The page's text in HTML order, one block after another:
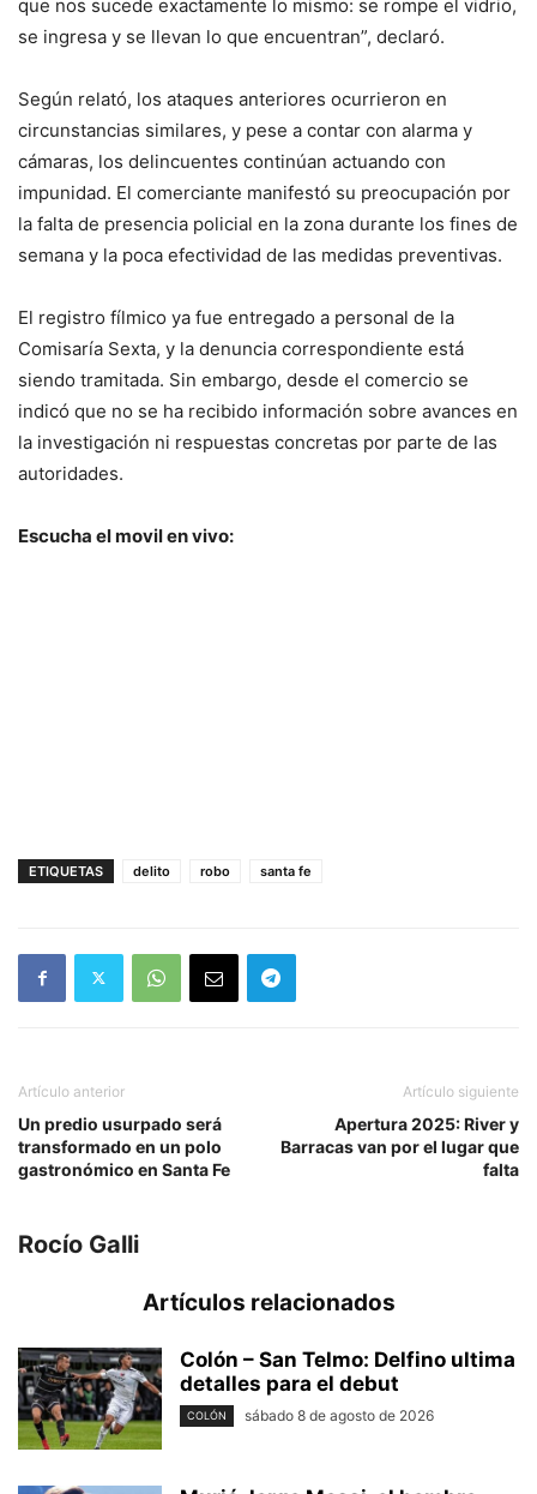
que nos sucede exactamente lo mismo: se rompe el vidrio,
se ingresa y se llevan lo que encuentran”, declaró.
Según relató, los ataques anteriores ocurrieron en
circunstancias similares, y pese a contar con alarma y
cámaras, los delincuentes continúan actuando con
impunidad. El comerciante manifestó su preocupación por
la falta de presencia policial en la zona durante los fines de
semana y la poca efectividad de las medidas preventivas.
El registro fílmico ya fue entregado a personal de la
Comisaría Sexta, y la denuncia correspondiente está
siendo tramitada. Sin embargo, desde el comercio se
indicó que no se ha recibido información sobre avances en
la investigación ni respuestas concretas por parte de las
autoridades.
Escucha el movil en vivo:
ETIQUETAS delito robo santa fe
Artículo anterior
Un predio usurpado será
transformado en un polo
gastronómico en Santa Fe
Artículo siguiente
Apertura 2025: River y
Barracas van por el lugar que
falta
Rocío Galli
Artículos relacionados
Colón – San Telmo: Delfino ultima
detalles para el debut
COLÓN sábado 8 de agosto de 2026